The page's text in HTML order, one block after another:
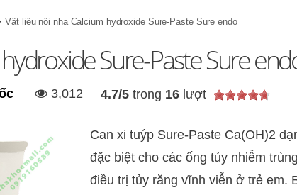
Vật liệu nội nha Calcium hydroxide Sure-Paste Sure endo
Sure-Paste Sure
3,012 4.7/5 trong 16 lượt
Can xi tuýp Sure-Paste Ca(OH)2
đặc biệt cho các ống tủy nhiễm
điều trị tủy răng vĩnh viễn ở trẻ em.